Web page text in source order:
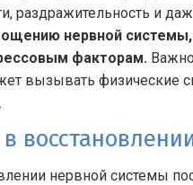
раздражительность и
нервной
факторам.
вызывать физические
нервной системы